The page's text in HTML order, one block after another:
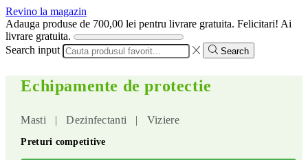
Revino la magazin
Adauga produse de 700,00 lei pentru livrare gratuita. Felicitari! Ai
livrare gratuita.
Search input
Search
Echipamente de protectie
Masti | Dezinfectanti | Viziere
Preturi competitive